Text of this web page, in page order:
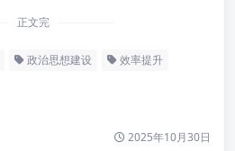
正文完
政治思想建设 效率提升
2025年10月30日